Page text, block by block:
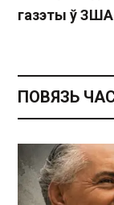
газэты ў ЗША
ПОВЯЗЬ